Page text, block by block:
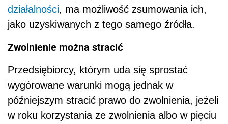
działalności, ma możliwość zsumowania ich,
jako uzyskiwanych z tego samego źródła.
Zwolnienie można stracić
Przedsiębiorcy, którym uda się sprostać
wygórowane warunki mogą jednak w
późniejszym stracić prawo do zwolnienia, jeżeli
w roku korzystania ze zwolnienia albo w pięciu